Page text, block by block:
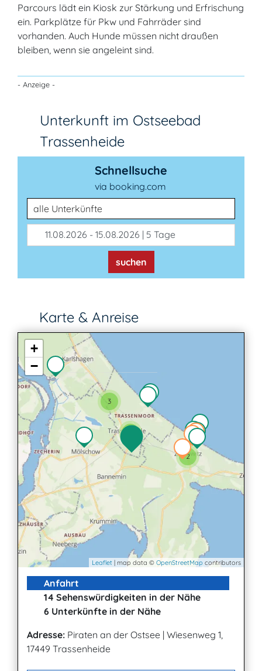
Parcours lädt ein Kiosk zur Stärkung und Erfrischung
ein. Parkplätze für Pkw und Fahrräder sind
vorhanden. Auch Hunde müssen nicht draußen
bleiben, wenn sie angeleint sind.
- Anzeige -
Unterkunft im Ostseebad
Trassenheide
Schnellsuche
via booking.com
Unterkunftsart
11.08.2026 - 15.08.2026 | 5 Tage
suchen
Karte & Anreise
3
2
+
−
Leaflet | map data © OpenStreetMap contributors
Anfahrt
14 Sehenswürdigkeiten in der Nähe
6 Unterkünfte in der Nähe
Adresse: Piraten an der Ostsee | Wiesenweg 1,
17449 Trassenheide